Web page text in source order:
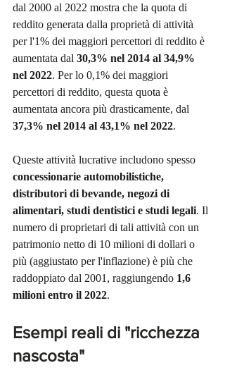
dal 2000 al 2022 mostra che la quota di
reddito generata dalla proprietà di attività
per l'1% dei maggiori percettori di reddito è
aumentata dal 30,3% nel 2014 al 34,9%
nel 2022. Per lo 0,1% dei maggiori
percettori di reddito, questa quota è
aumentata ancora più drasticamente, dal
37,3% nel 2014 al 43,1% nel 2022.
Queste attività lucrative includono spesso
concessionarie automobilistiche,
distributori di bevande, negozi di
alimentari, studi dentistici e studi legali. Il
numero di proprietari di tali attività con un
patrimonio netto di 10 milioni di dollari o
più (aggiustato per l'inflazione) è più che
raddoppiato dal 2001, raggiungendo 1,6
milioni entro il 2022.
Esempi reali di "ricchezza
nascosta"